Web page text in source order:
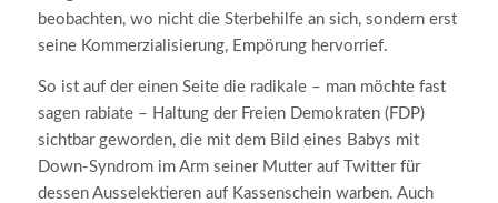
beobachten, wo nicht die Sterbehilfe an sich, sondern erst
seine Kommerzialisierung, Empörung hervorrief.
So ist auf der einen Seite die radikale – man möchte fast
sagen rabiate – Haltung der Freien Demokraten (FDP)
sichtbar geworden, die mit dem Bild eines Babys mit
Down-Syndrom im Arm seiner Mutter auf Twitter für
dessen Ausselektieren auf Kassenschein warben. Auch